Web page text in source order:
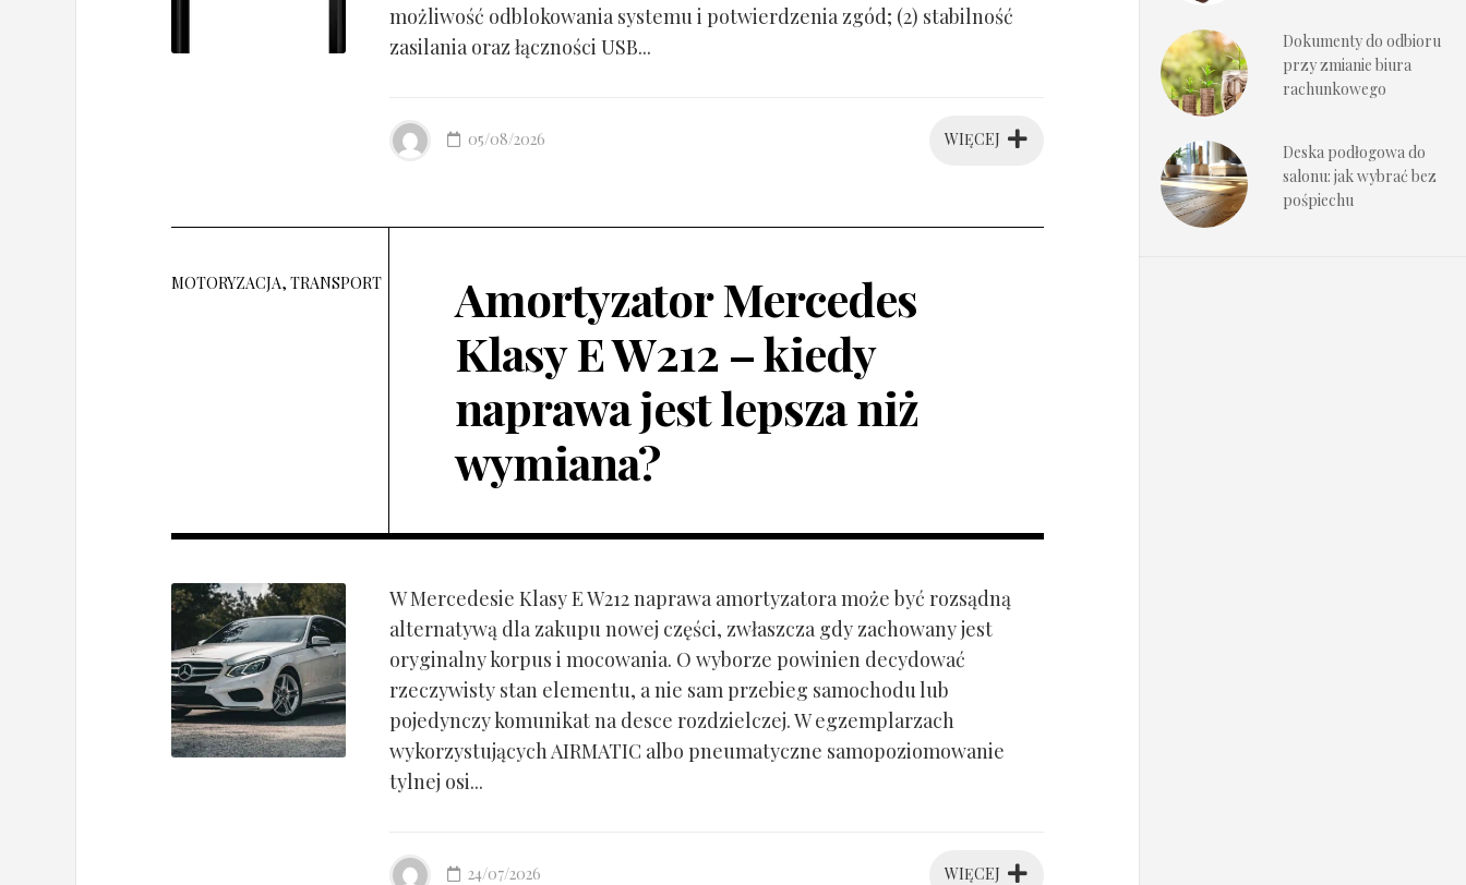
możliwość odblokowania systemu i potwierdzenia zgód; (2) stabilność
zasilania oraz łączności USB...
WIĘCEJ
05/08/2026
MOTORYZACJA, TRANSPORT
Amortyzator Mercedes
Klasy E W212 – kiedy
naprawa jest lepsza niż
wymiana?
W Mercedesie Klasy E W212 naprawa amortyzatora może być rozsądną
alternatywą dla zakupu nowej części, zwłaszcza gdy zachowany jest
oryginalny korpus i mocowania. O wyborze powinien decydować
rzeczywisty stan elementu, a nie sam przebieg samochodu lub
pojedynczy komunikat na desce rozdzielczej. W egzemplarzach
wykorzystujących AIRMATIC albo pneumatyczne samopoziomowanie
tylnej osi...
WIĘCEJ
24/07/2026
Dokumenty do odbioru
przy zmianie biura
rachunkowego
Deska podłogowa do
salonu: jak wybrać bez
pośpiechu